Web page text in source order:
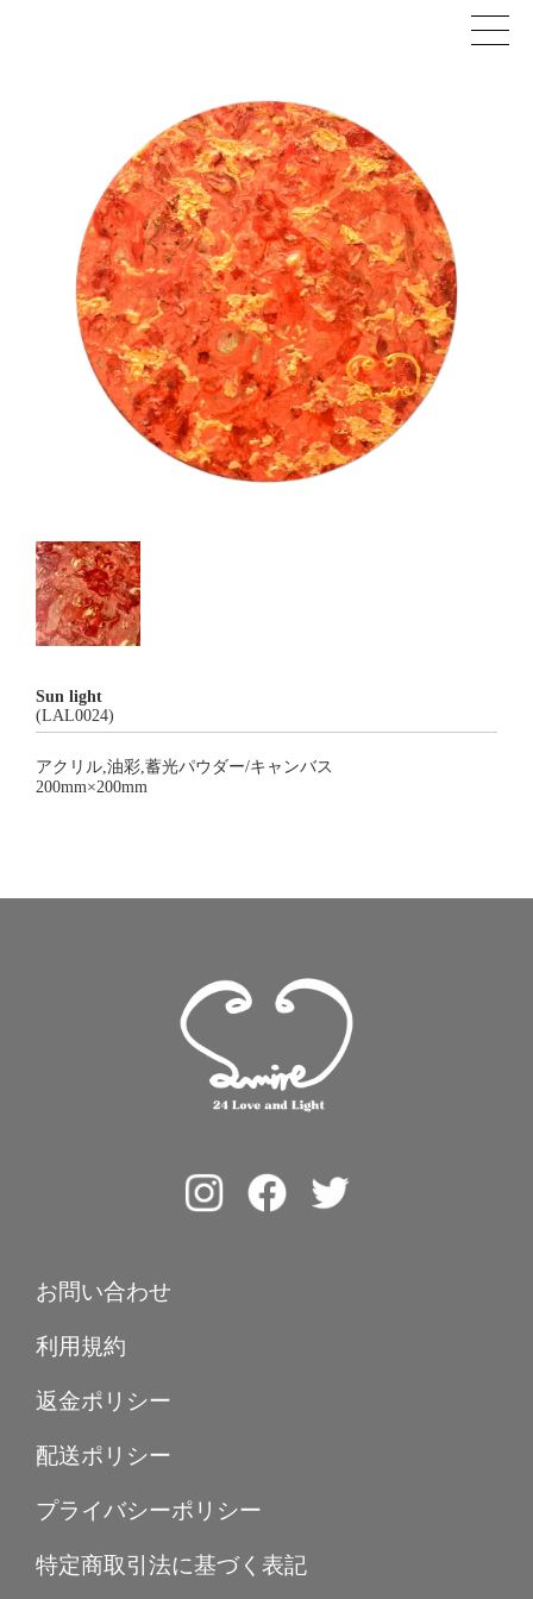
Sun light
(LAL0024)
アクリル,油彩,蓄光パウダー/キャンバス
200mm×200mm
お問い合わせ
利用規約
返金ポリシー
配送ポリシー
プライバシーポリシー
特定商取引法に基づく表記